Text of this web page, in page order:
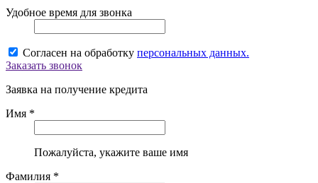
Удобное время для звонка
Согласен на обработку персональных данных.
Заказать звонок
Заявка на получение кредита
Имя *
Пожалуйста, укажите ваше имя
Фамилия *